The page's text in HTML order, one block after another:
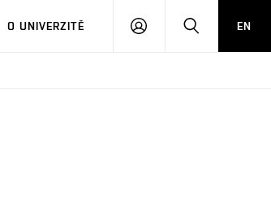
O UNIVERZITĚ
PŘIHLÁSIT HLEDATEN